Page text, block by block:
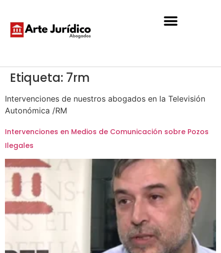
Etiqueta: 7rm
Intervenciones de nuestros abogados en la Televisión
Autonómica /RM
Intervenciones en Medios de Comunicación sobre Pozos
Ilegales